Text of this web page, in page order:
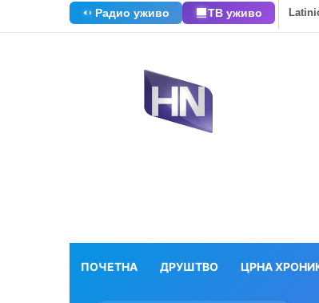
Радио уживо ТВ уживо
ПОЧЕТНА ДРУШТВО ЦРНА